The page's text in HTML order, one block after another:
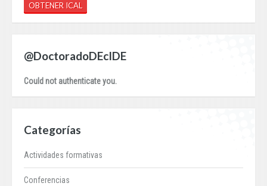
OBTENER ICAL
@DoctoradoDEcIDE
Could not authenticate you.
Categorías
Actividades formativas
Conferencias